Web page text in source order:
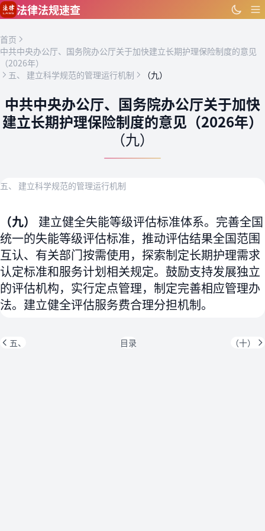
跳到主要内容
法律法规速查
首页
中共中央办公厅、国务院办公厅关于加快建立长期护理保险制度的意见
（2026年）
五、 建立科学规范的管理运行机制
（九）
中共中央办公厅、国务院办公厅关于加快
建立长期护理保险制度的意见（2026年）
（九）
五、 建立科学规范的管理运行机制
（九） 建立健全失能等级评估标准体系。完善全国
统一的失能等级评估标准，推动评估结果全国范围
互认、有关部门按需使用，探索制定长期护理需求
认定标准和服务计划相关规定。鼓励支持发展独立
的评估机构，实行定点管理，制定完善相应管理办
法。建立健全评估服务费合理分担机制。
五、 目录 （十）